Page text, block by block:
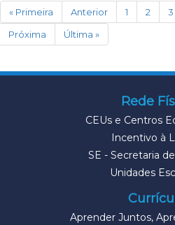
« Primeira Anterior 1 2 3
Próxima
Última »
Rede
CEUs e Centros
Incentivo à
SE - Secretaria
Unidades
Aprender Juntos,